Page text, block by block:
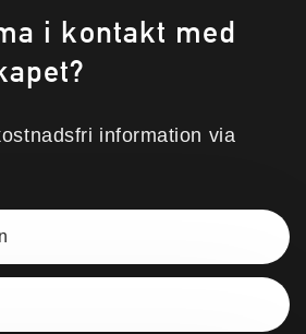
i kontakt med
information via